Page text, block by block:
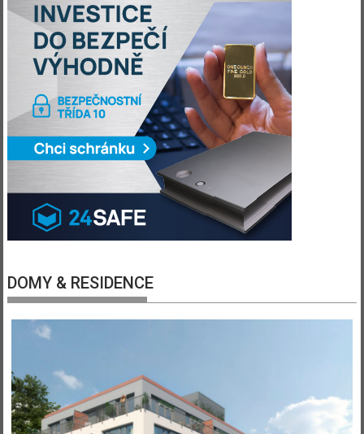
DOMY & RESIDENCE